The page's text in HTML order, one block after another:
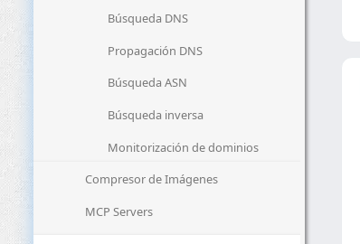
Búsqueda DNS
Propagación DNS
Búsqueda ASN
Búsqueda inversa
Monitorización de dominios
Compresor de Imágenes
MCP Servers